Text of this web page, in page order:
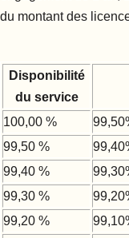
du montant des
Disponibilité
du service
100,00 %
99,50 %
99,40 %
99,30 %
99,20 %